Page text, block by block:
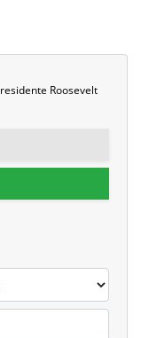
Roosevelt